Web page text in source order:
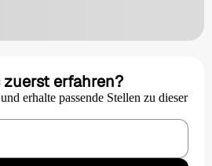
erfahren?
erhalte passende Stellen zu dieser